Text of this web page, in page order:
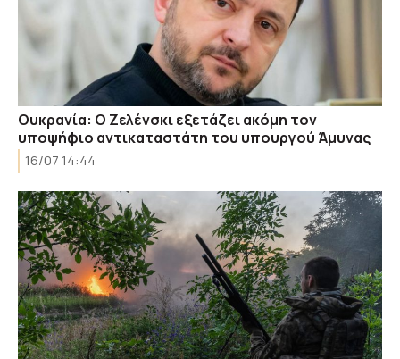
Ουκρανία: Ο Ζελένσκι εξετάζει ακόμη τον
υποψήφιο αντικαταστάτη του υπουργού Άμυνας
16/07 14:44